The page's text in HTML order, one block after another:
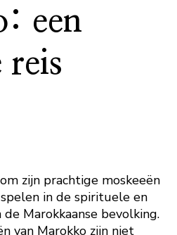
een
reis
zijn prachtige moskeeën
in de spirituele en
Marokkaanse bevolking.
van Marokko zijn niet